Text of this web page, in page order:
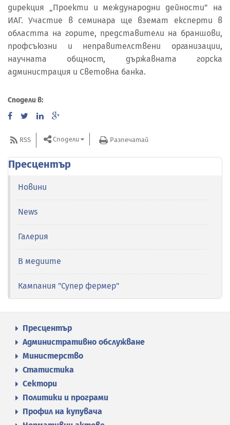
дирекция „Проекти и международни дейности” на
ИАГ. Участие в семинара ще вземат експерти в
областта на горите, представители на браншови,
профсъюзни и неправителствени организации,
научната общност, държавната горска
администрация и Световна банка.
Сподели в:
RSS Сподели Разпечатай
Пресцентър
Новини
News
Галерия
В медиите
Кампания "Супер фермер"
Пресцентър
Административно обслужване
Министерство
Статистика
Сектори
Политики и програми
Профил на купувача